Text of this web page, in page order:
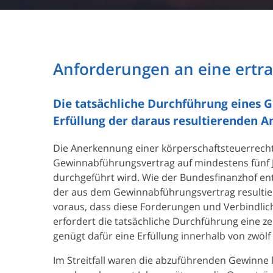
Anforderungen an eine
Die tatsächliche Durchführung eines
Erfüllung der daraus resultierenden
Die Anerkennung einer
Gewinnabführungsvertrag auf mindestens
durchgeführt wird. Wie der Bundesfinanzhof
der aus dem Gewinnabführungsvertrag
voraus, dass diese Forderungen und
erfordert die tatsächliche Durchführung eine
genügt dafür eine Erfüllung innerhalb von
Im Streitfall waren die abzuführenden